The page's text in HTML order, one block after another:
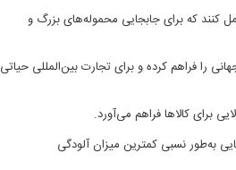
کنند که برای جابجایی محموله‌های بزرگ و
را فراهم کرده و برای تجارت بین‌المللی حیاتی
برای کالاها فراهم می‌آورد.
به‌طور نسبی کمترین میزان آلودگی